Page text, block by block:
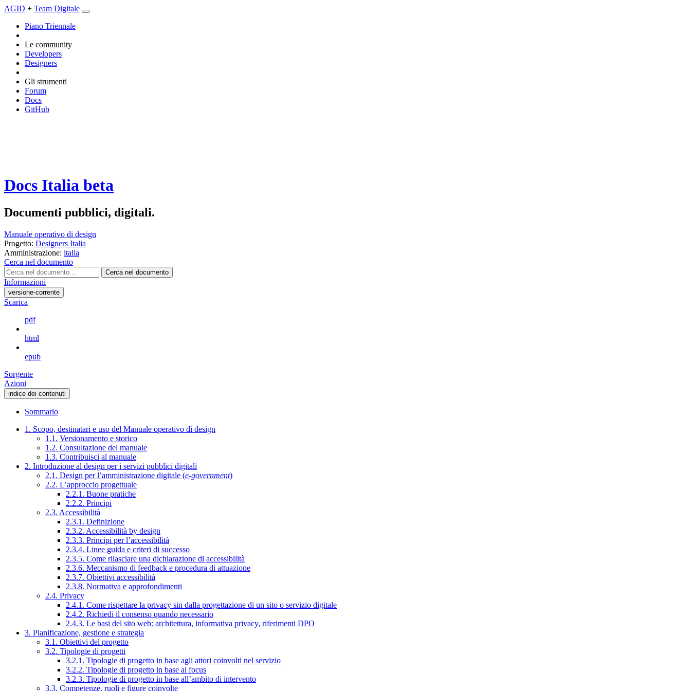
AGID + Team Digitale
Piano Triennale
Le community
Developers
Designers
Gli strumenti
Forum
Docs
GitHub
Docs Italia beta
Documenti pubblici, digitali.
Manuale operativo di design
Progetto: Designers Italia
Amministrazione: italia
Cerca nel documento
Cerca nel documento
Informazioni
versione-corrente
Scarica
pdf
html
epub
Sorgente
Azioni
indice dei contenuti
Sommario
1. Scopo, destinatari e uso del Manuale operativo di design
1.1. Versionamento e storico
1.2. Consultazione del manuale
1.3. Contribuisci al manuale
2. Introduzione al design per i servizi pubblici digitali
2.1. Design per l’amministrazione digitale (e-government)
2.2. L’approccio progettuale
2.2.1. Buone pratiche
2.2.2. Principi
2.3. Accessibilità
2.3.1. Definizione
2.3.2. Accessibilità by design
2.3.3. Principi per l’accessibilità
2.3.4. Linee guida e criteri di successo
2.3.5. Come rilasciare una dichiarazione di accessibilità
2.3.6. Meccanismo di feedback e procedura di attuazione
2.3.7. Obiettivi accessibilità
2.3.8. Normativa e approfondimenti
2.4. Privacy
2.4.1. Come rispettare la privacy sin dalla progettazione di un sito o servizio digitale
2.4.2. Richiedi il consenso quando necessario
2.4.3. Le basi del sito web: architettura, informativa privacy, riferimenti DPO
3. Pianificazione, gestione e strategia
3.1. Obiettivi del progetto
3.2. Tipologie di progetti
3.2.1. Tipologie di progetto in base agli attori coinvolti nel servizio
3.2.2. Tipologie di progetto in base al focus
3.2.3. Tipologie di progetto in base all’ambito di intervento
3.3. Competenze, ruoli e figure coinvolte